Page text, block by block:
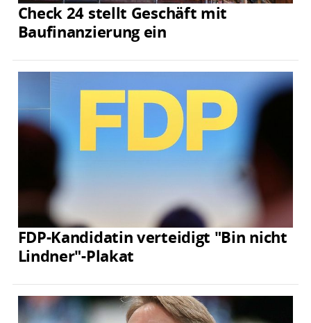
Check 24 stellt Geschäft mit
Baufinanzierung ein
FDP-Kandidatin verteidigt "Bin nicht
Lindner"-Plakat